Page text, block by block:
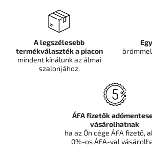
A legszélesebb
termékválaszték a piacon
mindent kínálunk az álmai
szalonjához.
ÁFA fizetők
vásárolhatnak
ha az Ön cége ÁFA fizető,
0%-os ÁFA-val